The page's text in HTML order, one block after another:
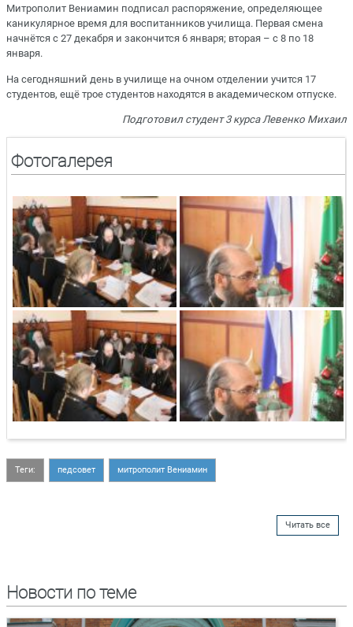
Митрополит Вениамин подписал распоряжение, определяющее
каникулярное время для воспитанников училища. Первая смена
начнётся с 27 декабря и закончится 6 января; вторая – с 8 по 18
января.
На сегодняшний день в училище на очном отделении учится 17
студентов, ещё трое студентов находятся в академическом отпуске.
Подготовил студент 3 курса Левенко Михаил
Фотогалерея
Теги: педсовет митрополит Вениамин
Читать все
Новости по теме